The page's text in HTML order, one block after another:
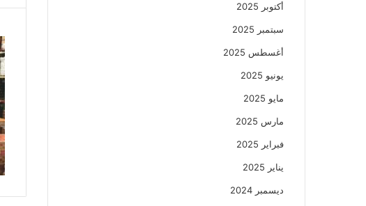
أكتوبر 2025
سبتمبر 2025
أغسطس 2025
يونيو 2025
مايو 2025
مارس 2025
فبراير 2025
يناير 2025
ديسمبر 2024